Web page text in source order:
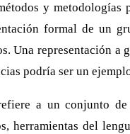
y metodologías
formal de un
Una representación a
podría ser un
a un conjunto
herramientas del